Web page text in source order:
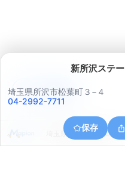
新所沢ステ
埼玉県所沢市松葉町３−４
04-2992-7711
保存
埼玉県所沢市花園２丁目
アプリで見る